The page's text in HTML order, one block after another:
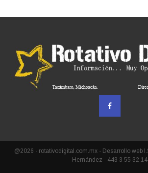
@2026 - rotativodigital.com.mx - Desarrollo web
Hernández - 443 3 55 32 14